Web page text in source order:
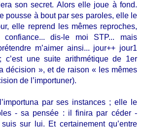
son secret. Alors elle joue à fond.
pousse à bout par ses paroles, elle le
elle reprend les mêmes reproches,
dis-le moi STP... mais
m’aimer ainsi... jour++ jour1
c’est une suite arithmétique de 1er
décision », et de raison « les mêmes
de l’importuner).
par ses instances ; elle le
- sa pensée : il finira par céder -
sur lui. Et certainement qu’entre